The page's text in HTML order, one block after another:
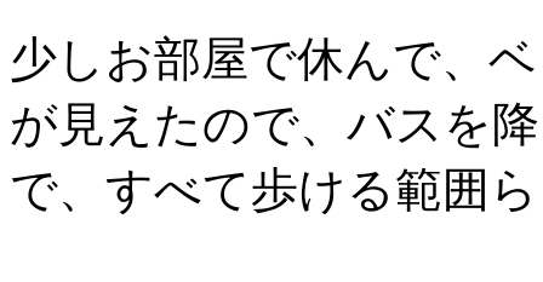
少しお部屋で休んで、
が見えたので、バスを
で、すべて歩ける範囲